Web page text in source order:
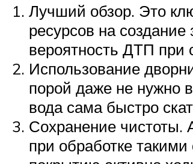
Лучший обзор. Это
ресурсов на
вероятность ДТП при
Использование
порой даже не нужно
вода сама быстро
Сохранение чистоты.
при обработке